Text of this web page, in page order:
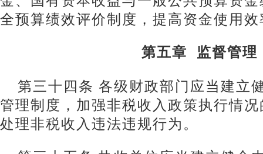
全预算绩效评价制度，提高资金使用效
第五章 监督管理
第三十四条 各级财政部门应当建立
管理制度，加强非税收入政策执行情
处理非税收入违法违规行为。